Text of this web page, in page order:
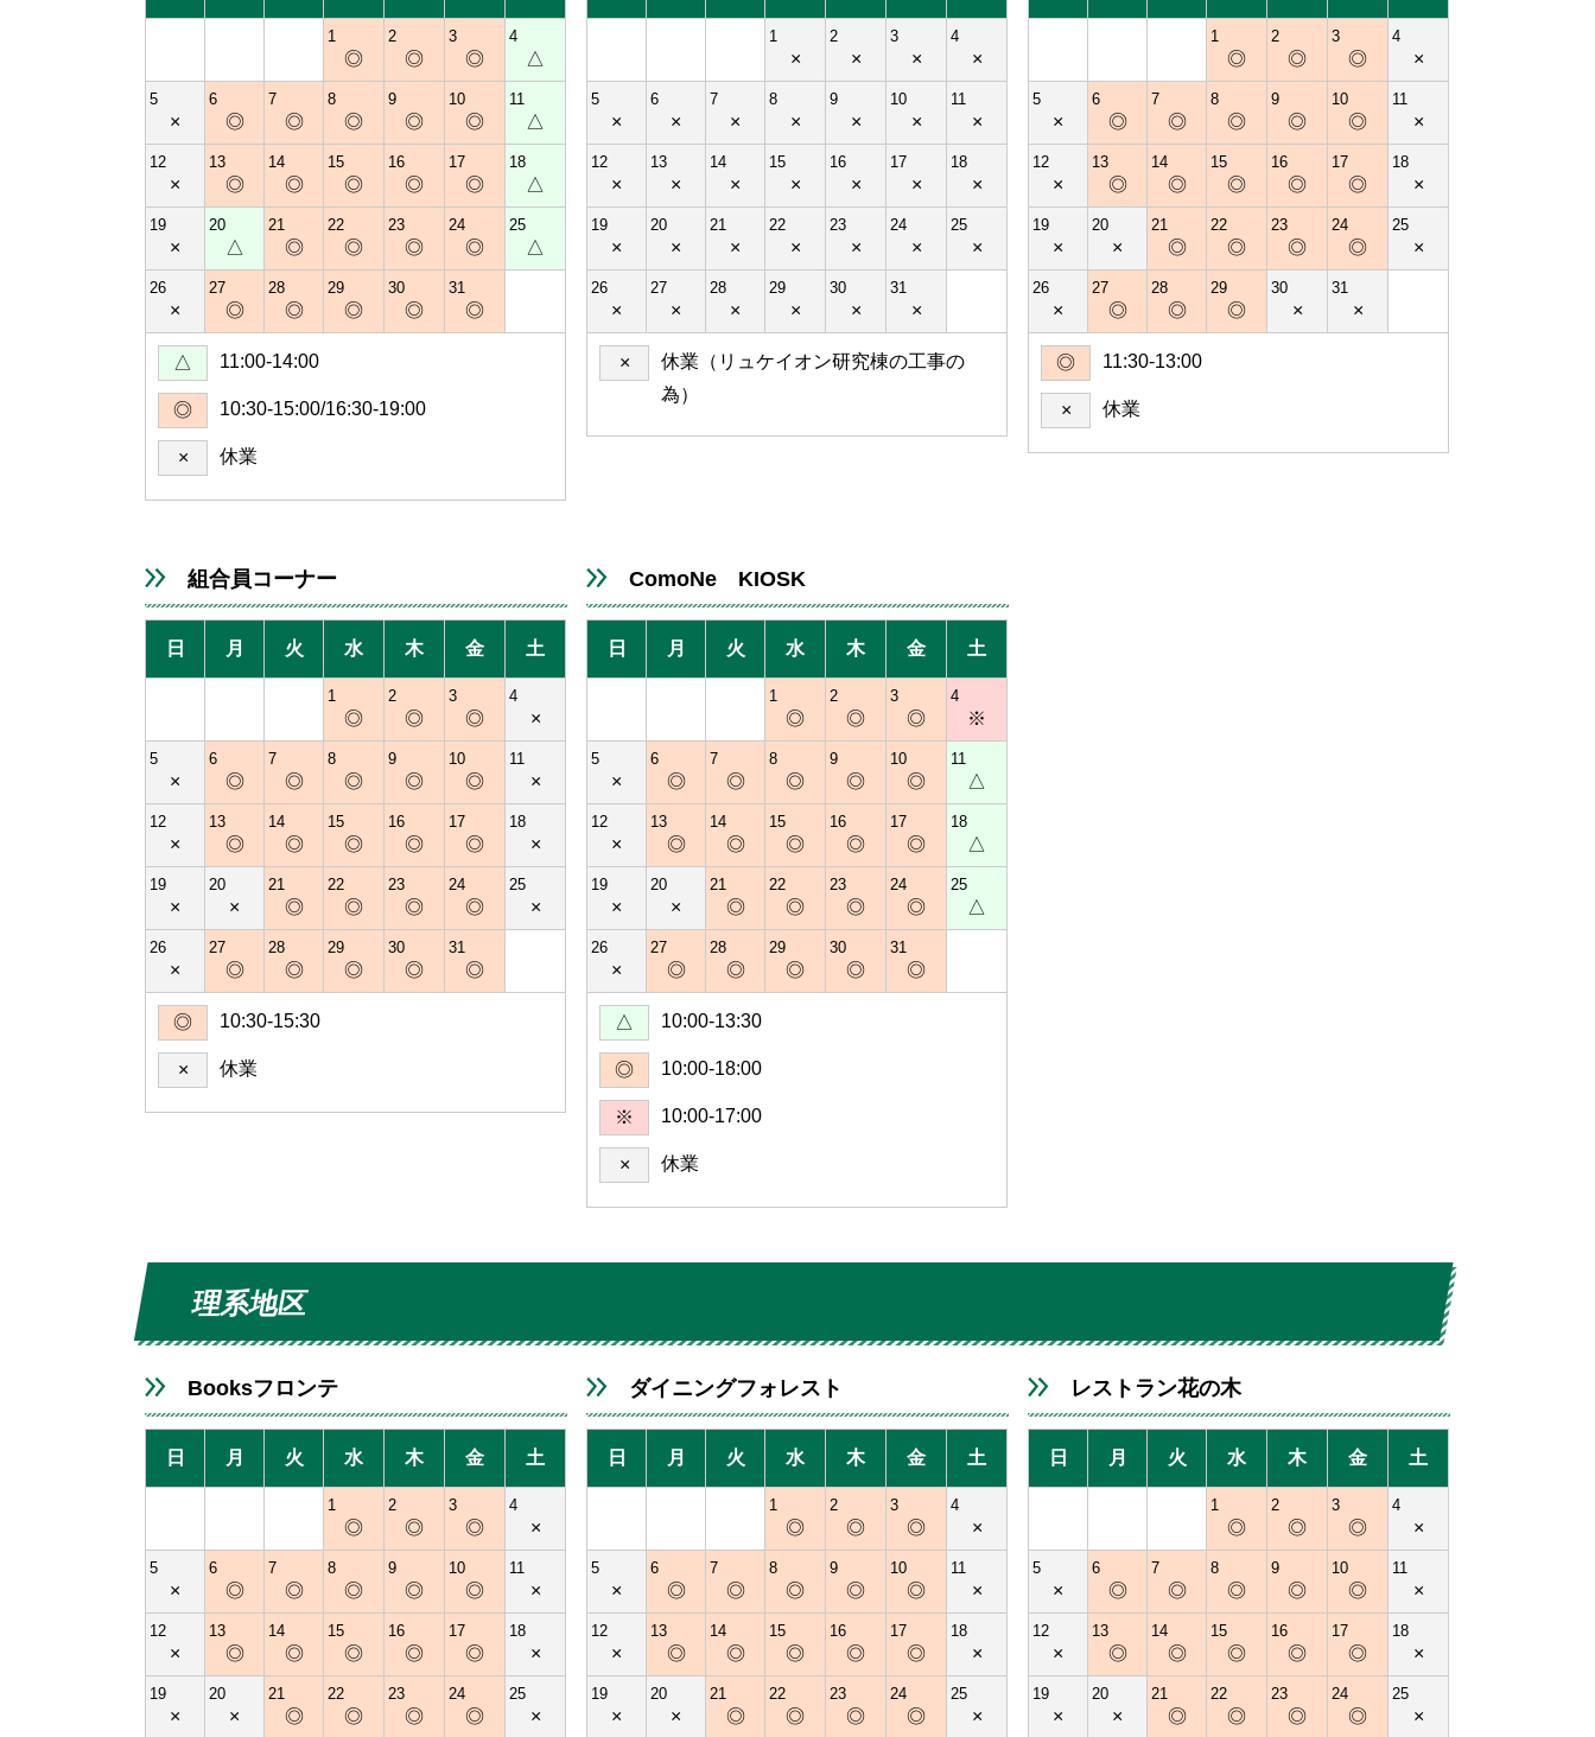
1
◎
2
◎
3
◎
4
△
5
×
6
◎
7
◎
8
◎
9
◎
10
◎
11
△
12
×
13
◎
14
◎
15
◎
16
◎
17
◎
18
△
19
×
20
△
21
◎
22
◎
23
◎
24
◎
25
△
26
×
27
◎
28
◎
29
◎
30
◎
31
◎
△ 11:00-14:00
◎ 10:30-15:00/16:30-19:00
× 休業
1
×
2
×
3
×
4
×
5
×
6
×
7
×
8
×
9
×
10
×
11
×
12
×
13
×
14
×
15
×
16
×
17
×
18
×
19
×
20
×
21
×
22
×
23
×
24
×
25
×
26
×
27
×
28
×
29
×
30
×
31
×
×
休業（リュケイオン研究棟の工事の
為）
1
◎
2
◎
3
◎
4
×
5
×
6
◎
7
◎
8
◎
9
◎
10
◎
11
×
12
×
13
◎
14
◎
15
◎
16
◎
17
◎
18
×
19
×
20
×
21
◎
22
◎
23
◎
24
◎
25
×
26
×
27
◎
28
◎
29
◎
30
×
31
×
◎ 11:30-13:00
× 休業
組合員コーナー
日 月 火 水 木 金 土
1
◎
2
◎
3
◎
4
×
5
×
6
◎
7
◎
8
◎
9
◎
10
◎
11
×
12
×
13
◎
14
◎
15
◎
16
◎
17
◎
18
×
19
×
20
×
21
◎
22
◎
23
◎
24
◎
25
×
26
×
27
◎
28
◎
29
◎
30
◎
31
◎
◎ 10:30-15:30
× 休業
ComoNe KIOSK
日 月 火 水 木 金 土
1
◎
2
◎
3
◎
4
※
5
×
6
◎
7
◎
8
◎
9
◎
10
◎
11
△
12
×
13
◎
14
◎
15
◎
16
◎
17
◎
18
△
19
×
20
×
21
◎
22
◎
23
◎
24
◎
25
△
26
×
27
◎
28
◎
29
◎
30
◎
31
◎
△ 10:00-13:30
◎ 10:00-18:00
※ 10:00-17:00
× 休業
理系地区
Booksフロンテ
日 月 火 水 木 金 土
1
◎
2
◎
3
◎
4
×
5
×
6
◎
7
◎
8
◎
9
◎
10
◎
11
×
12
×
13
◎
14
◎
15
◎
16
◎
17
◎
18
×
19
×
20
×
21
◎
22
◎
23
◎
24
◎
25
×
ダイニングフォレスト
日 月 火 水 木 金 土
1
◎
2
◎
3
◎
4
×
5
×
6
◎
7
◎
8
◎
9
◎
10
◎
11
×
12
×
13
◎
14
◎
15
◎
16
◎
17
◎
18
×
19
×
20
×
21
◎
22
◎
23
◎
24
◎
25
×
レストラン花の木
日 月 火 水 木 金 土
1
◎
2
◎
3
◎
4
×
5
×
6
◎
7
◎
8
◎
9
◎
10
◎
11
×
12
×
13
◎
14
◎
15
◎
16
◎
17
◎
18
×
19
×
20
×
21
◎
22
◎
23
◎
24
◎
25
×